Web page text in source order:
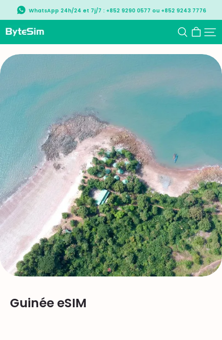
WhatsApp 24h/24 et 7j/7 : +852 9290 0577 ou +852 9243 7776
ByteSIM
Guinée eSIM